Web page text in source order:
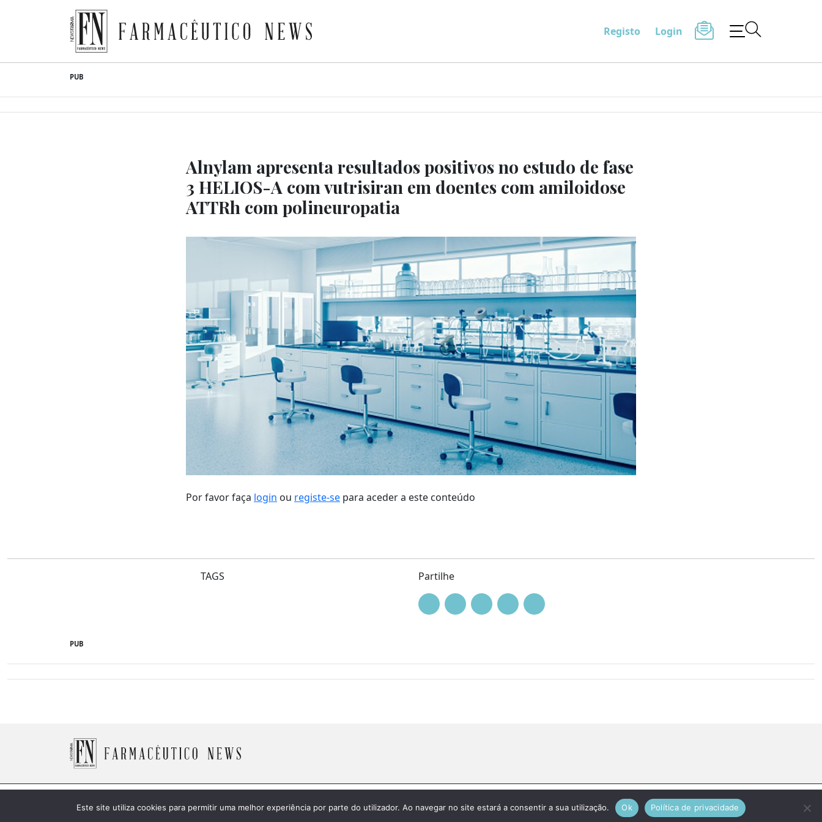
content
Farmacêutico News Registo Login
PUB
Alnylam apresenta resultados positivos no estudo de fase
3 HELIOS-A com vutrisiran em doentes com amiloidose
ATTRh com polineuropatia
Por favor faça login ou registe-se para aceder a este conteúdo
TAGS Partilhe
PUB
© 2026 Farmacêutico News -Política de Cookies|Política de privacidade
Este site utiliza cookies para permitir uma melhor experiência por parte do utilizador. Ao navegar no site estará a consentir a sua utilização. Ok Política de privacidade